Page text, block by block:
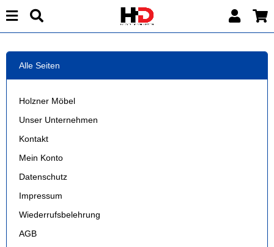
Alle Seiten
Holzner Möbel
Unser Unternehmen
Kontakt
Mein Konto
Datenschutz
Impressum
Wiederrufsbelehrung
AGB